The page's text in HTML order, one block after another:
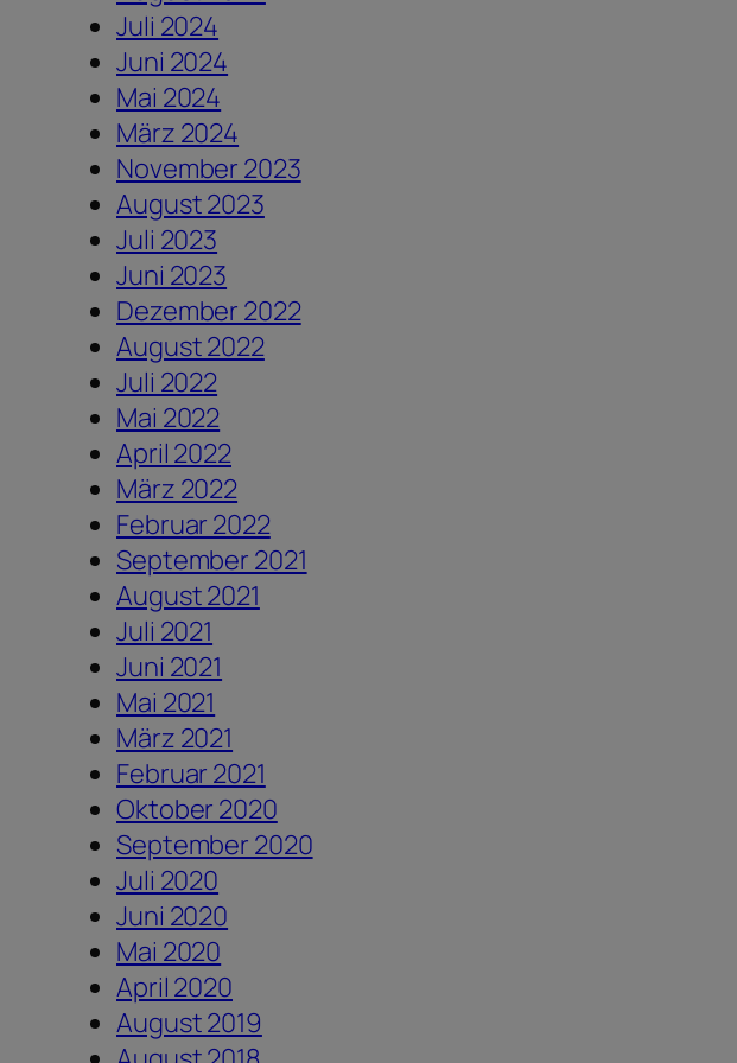
Juli 2024
Juni 2024
Mai 2024
März 2024
November 2023
August 2023
Juli 2023
Juni 2023
Dezember 2022
August 2022
Juli 2022
Mai 2022
April 2022
März 2022
Februar 2022
September 2021
August 2021
Juli 2021
Juni 2021
Mai 2021
März 2021
Februar 2021
Oktober 2020
September 2020
Juli 2020
Juni 2020
Mai 2020
April 2020
August 2019